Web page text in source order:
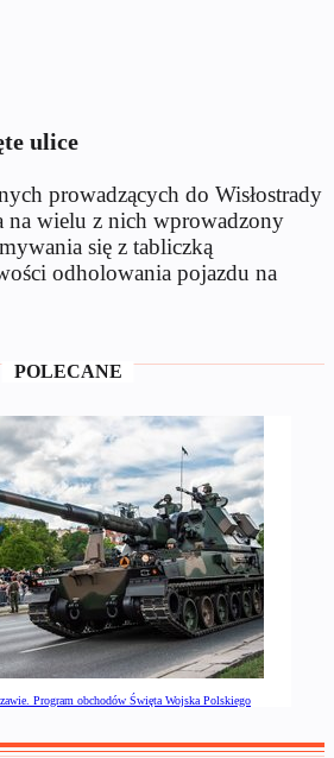
ulice
prowadzących do Wisłostrady
na wielu z nich wprowadzony
się z tabliczką
odholowania pojazdu na
POLECANE
Program obchodów Święta Wojska Polskiego